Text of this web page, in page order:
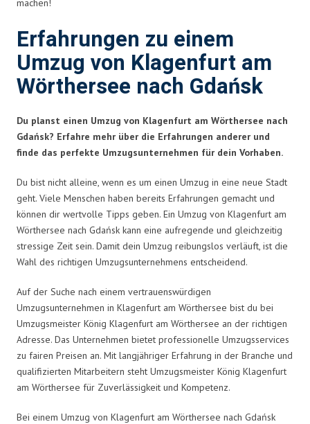
machen!
Erfahrungen zu einem
Umzug von Klagenfurt am
Wörthersee nach Gdańsk
Du planst einen Umzug von Klagenfurt am Wörthersee nach
Gdańsk? Erfahre mehr über die Erfahrungen anderer und
finde das perfekte Umzugsunternehmen für dein Vorhaben.
Du bist nicht alleine, wenn es um einen Umzug in eine neue Stadt
geht. Viele Menschen haben bereits Erfahrungen gemacht und
können dir wertvolle Tipps geben. Ein Umzug von Klagenfurt am
Wörthersee nach Gdańsk kann eine aufregende und gleichzeitig
stressige Zeit sein. Damit dein Umzug reibungslos verläuft, ist die
Wahl des richtigen Umzugsunternehmens entscheidend.
Auf der Suche nach einem vertrauenswürdigen
Umzugsunternehmen in Klagenfurt am Wörthersee bist du bei
Umzugsmeister König Klagenfurt am Wörthersee an der richtigen
Adresse. Das Unternehmen bietet professionelle Umzugsservices
zu fairen Preisen an. Mit langjähriger Erfahrung in der Branche und
qualifizierten Mitarbeitern steht Umzugsmeister König Klagenfurt
am Wörthersee für Zuverlässigkeit und Kompetenz.
Bei einem Umzug von Klagenfurt am Wörthersee nach Gdańsk